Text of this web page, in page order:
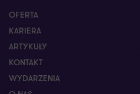
OFERTA
KARIERA
ARTYKUŁY
KONTAKT
WYDARZENIA